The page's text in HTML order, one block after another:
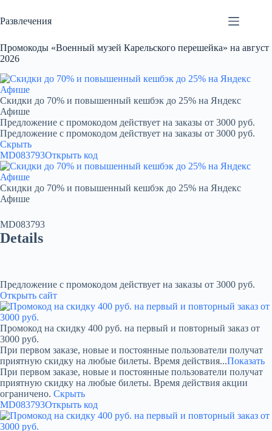
к
сути
Развлечения
Промокоды «Военный музей Карельского перешейка» на август
2026
Скидки до 70% и повышенный кешбэк до 25% на Яндекс
Афише
Предложение с промокодом действует на заказы от 3000 руб.
Предложение с промокодом действует на заказы от 3000 руб.
Скрыть
MD083793Открыть код
Скидки до 70% и повышенный кешбэк до 25% на Яндекс
Афише
MD083793
Details
Предложение с промокодом действует на заказы от 3000 руб.
Открыть сайт
Промокод на скидку 400 руб. на первый и повторный заказ от
3000 руб.
При первом заказе, новые и постоянные пользователи получат
приятную скидку на любые билеты. Время действия...Показать
При первом заказе, новые и постоянные пользователи получат
приятную скидку на любые билеты. Время действия акции
ограничено. Скрыть
MD083793Открыть код